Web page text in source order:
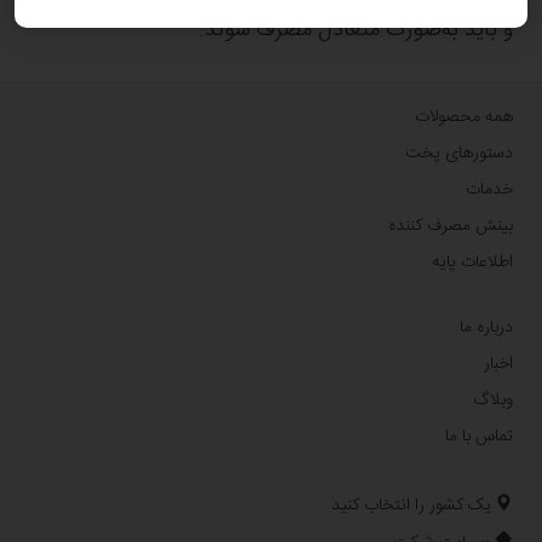
و باید به‌صورت متعادل مصرف شوند.
همه محصولات
دستورهای پخت
خدمات
بینش مصرف کننده
اطلاعات پایه
درباره ما
اخبار
وبلاگ
تماس با ما
یک کشور را انتخاب کنید